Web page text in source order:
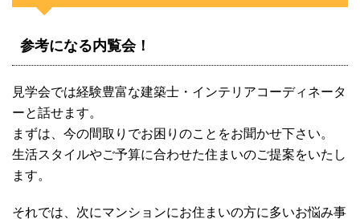
参考になる内覧会！
見学会では経験豊富な建築士・インテリアコーディネータ
ーと話せます。
まずは、今の間取りでお困りのことをお聞かせ下さい。
生活スタイルやご予算に合わせた住まいのご提案をいたし
ます。
それでは、次にマンションにお住まいの方に多いお悩み事